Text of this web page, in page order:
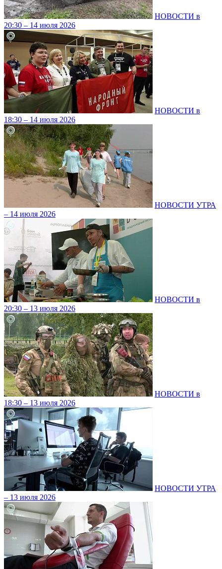
НОВОСТИ в
20:30 – 14 июля 2026
НОВОСТИ в
18:30 – 14 июля 2026
НОВОСТИ УТРА
– 14 июля 2026
НОВОСТИ в
20:30 – 13 июля 2026
НОВОСТИ в
18:30 – 13 июля 2026
НОВОСТИ УТРА
– 13 июля 2026